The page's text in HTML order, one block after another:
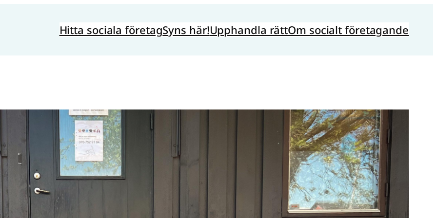
Hitta sociala företagSyns här!Upphandla rättOm socialt företagande